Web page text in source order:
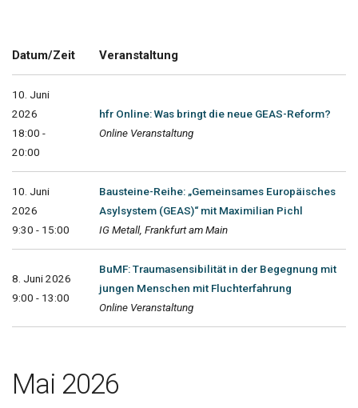
Datum/Zeit Veranstaltung
10. Juni
2026
18:00 -
20:00
hfr Online: Was bringt die neue GEAS-Reform?
Online Veranstaltung
10. Juni
2026
9:30 - 15:00
Bausteine-Reihe: „Gemeinsames Europäisches
Asylsystem (GEAS)“ mit Maximilian Pichl
IG Metall, Frankfurt am Main
8. Juni 2026
9:00 - 13:00
BuMF: Traumasensibilität in der Begegnung mit
jungen Menschen mit Fluchterfahrung
Online Veranstaltung
Mai 2026